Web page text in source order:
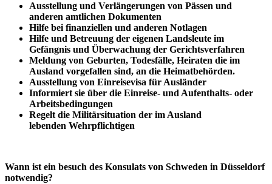
Ausstellung und Verlängerungen von Pässen und
anderen amtlichen Dokumenten
Hilfe bei finanziellen und anderen Notlagen
Hilfe und Betreuung der eigenen Landsleute im
Gefängnis und Überwachung der Gerichtsverfahren
Meldung von Geburten, Todesfälle, Heiraten die im
Ausland vorgefallen sind, an die Heimatbehörden.
Ausstellung von Einreisevisa für Ausländer
Informiert sie über die Einreise- und Aufenthalts- oder
Arbeitsbedingungen
Regelt die Militärsituation der im Ausland
lebenden Wehrpflichtigen
Wann ist ein besuch des Konsulats von Schweden in Düsseldorf
notwendig?